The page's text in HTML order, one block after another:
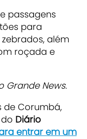
passagens
para
além
roçada e
News.
de Corumbá,
Diário
entrar em um